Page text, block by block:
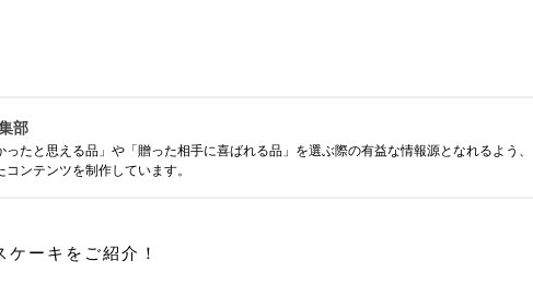
部
たと思える品」や「贈った相手に喜ばれる品」を選ぶ際の有益な情報源となれるよう、
ンテンツを制作しています。
ーキをご紹介！